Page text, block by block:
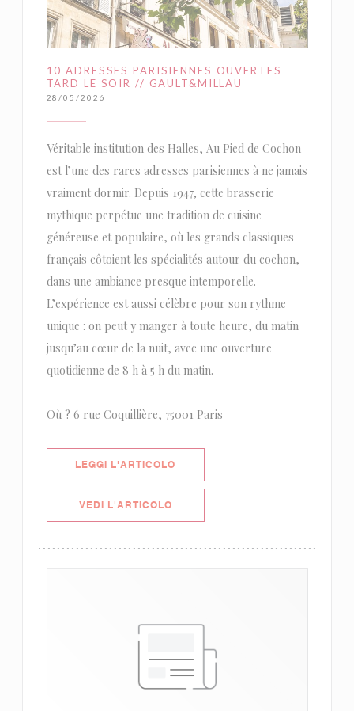
10 ADRESSES PARISIENNES OUVERTES
TARD LE SOIR // GAULT&MILLAU
28/05/2026
Véritable institution des Halles, Au Pied de Cochon
est l’une des rares adresses parisiennes à ne jamais
vraiment dormir. Depuis 1947, cette brasserie
mythique perpétue une tradition de cuisine
généreuse et populaire, où les grands classiques
français côtoient les spécialités autour du cochon,
dans une ambiance presque intemporelle.
L’expérience est aussi célèbre pour son rythme
unique : on peut y manger à toute heure, du matin
jusqu’au cœur de la nuit, avec une ouverture
quotidienne de 8 h à 5 h du matin.
Où ? 6 rue Coquillière, 75001 Paris
LEGGI L'ARTICOLO
VEDI L'ARTICOLO((APRE UNA NUOVA FINESTRA))